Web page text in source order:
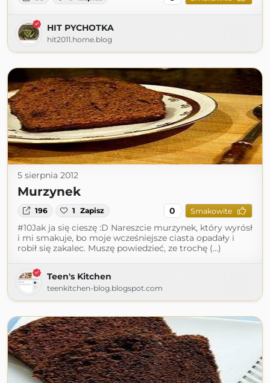
HIT PYCHOTKA
hit2011.home.blog
5 sierpnia 2012
Murzynek
196 1 Zapisz 0 Smakowite
#10Jak ja się cieszę :D Nareszcie murzynek, który wyrósł
i mi smakuje, bo moje wcześniejsze ciasta opadały i
robił się zakalec. Muszę powiedzieć, ze trochę (...)
Teen's Kitchen
teenkitchen-blog.blogspot.com